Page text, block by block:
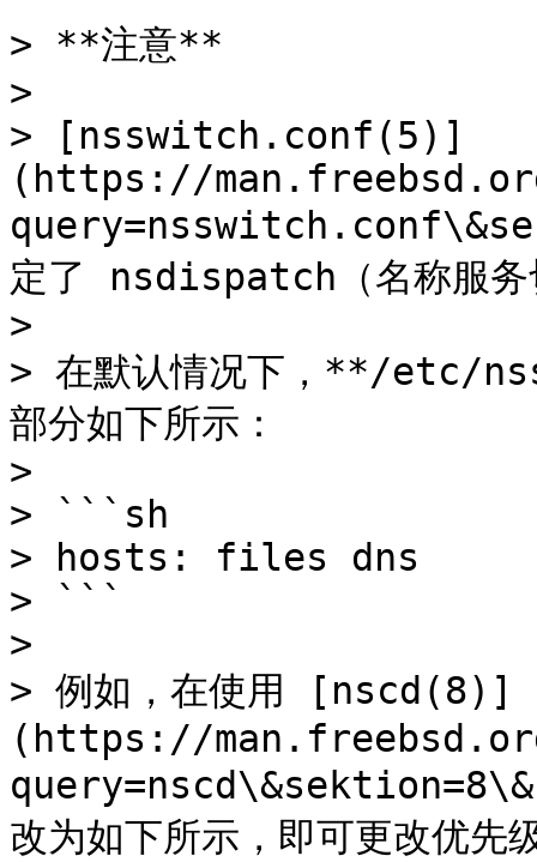
> **注意**
>
> [nsswitch.conf(5)]
(https://
定了 nsdispatch（名称服务
>
> 在默认情况下，**/etc/
部分如下所示：
>
> ```sh
> hosts: files dns
> ```
>
> 例如，在使用 [nscd(8)]
(https://
改为如下所示，即可更改优先